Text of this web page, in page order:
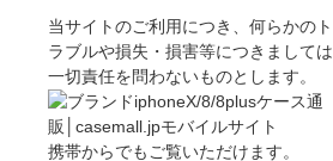
当サイトのご利用につき、何らかのト
ラブルや損失・損害等につきましては
一切責任を問わないものとします。
携帯からでもご覧いただけます。